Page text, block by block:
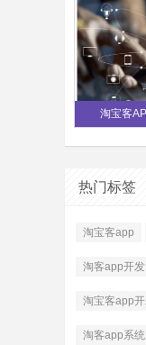
淘宝客
热门标签
淘宝客app
淘客app开发
淘宝客app
淘客app系统